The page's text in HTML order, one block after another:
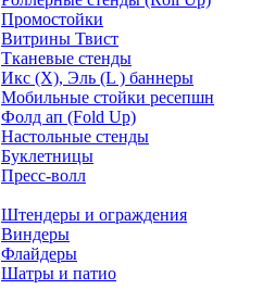
Промостойки
Витрины Твист
Тканевые стенды
Икс (X), Эль (L ) баннеры
Мобильные стойки ресепшн
Фолд ап (Fold Up)
Настольные стенды
Буклетницы
Пресс-волл
Штендеры и ограждения
Виндеры
Флайдеры
Шатры и патио